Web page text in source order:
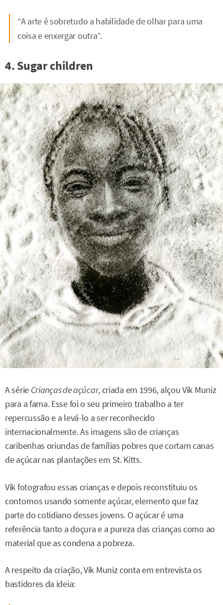
“A arte é sobretudo a habilidade de olhar para uma
coisa e enxergar outra”.
4. Sugar children
A série Crianças de açúcar, criada em 1996, alçou Vik Muniz
para a fama. Esse foi o seu primeiro trabalho a ter
repercussão e a levá-lo a ser reconhecido
internacionalmente. As imagens são de crianças
caribenhas oriundas de famílias pobres que cortam canas
de açúcar nas plantações em St. Kitts.
Vik fotografou essas crianças e depois reconstituiu os
contornos usando somente açúcar, elemento que faz
parte do cotidiano desses jovens. O açúcar é uma
referência tanto a doçura e a pureza das crianças como ao
material que as condena a pobreza.
A respeito da criação, Vik Muniz conta em entrevista os
bastidores da ideia: